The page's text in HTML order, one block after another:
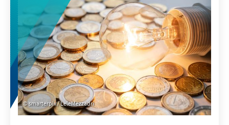
smarterpix / LeleMezzadri